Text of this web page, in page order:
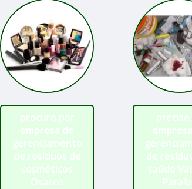
procuro por
empresa de
gerenciamento
de resíduos de
cosméticos
Osasco
preciso
de
saúde